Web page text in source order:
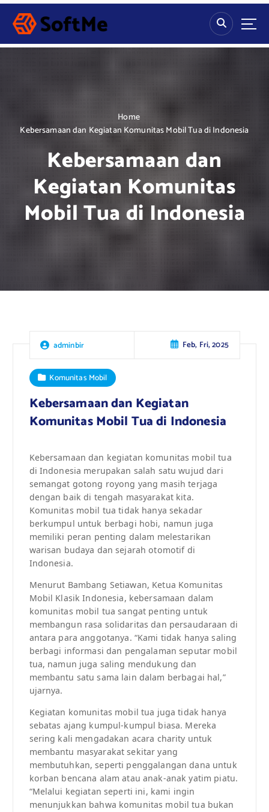
S
p
Home
Kebersamaan dan Kegiatan Komunitas Mobil Tua di Indonesia
Kebersamaan dan
Kegiatan Komunitas
Mobil Tua di Indonesia
adminbir Feb, Fri, 2025
Komunitas Mobil
Kebersamaan dan Kegiatan
Komunitas Mobil Tua di Indonesia
Kebersamaan dan kegiatan komunitas mobil tua
di Indonesia merupakan salah satu wujud dari
semangat gotong royong yang masih terjaga
dengan baik di tengah masyarakat kita.
Komunitas mobil tua tidak hanya sekadar
berkumpul untuk berbagi hobi, namun juga
memiliki peran penting dalam melestarikan
warisan budaya dan sejarah otomotif di
Indonesia.
Menurut Bambang Setiawan, Ketua Komunitas
Mobil Klasik Indonesia, kebersamaan dalam
komunitas mobil tua sangat penting untuk
membangun rasa solidaritas dan persaudaraan di
antara para anggotanya. “Kami tidak hanya saling
berbagi informasi dan pengalaman seputar mobil
tua, namun juga saling mendukung dan
membantu satu sama lain dalam berbagai hal,”
ujarnya.
Kegiatan komunitas mobil tua juga tidak hanya
sebatas ajang kumpul-kumpul biasa. Mereka
sering kali mengadakan acara charity untuk
membantu masyarakat sekitar yang
membutuhkan, seperti penggalangan dana untuk
korban bencana alam atau anak-anak yatim piatu.
“Melalui kegiatan seperti ini, kami ingin
menunjukkan bahwa komunitas mobil tua bukan